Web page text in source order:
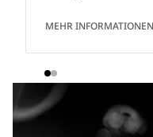
MEHR INFORMATIONEN